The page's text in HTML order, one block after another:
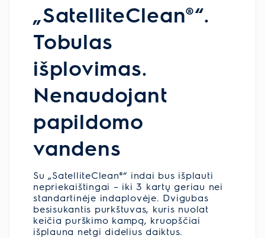
„SatelliteClean®“.
Tobulas
išplovimas.
Nenaudojant
papildomo
vandens
Su „SatelliteClean®“ indai bus išplauti
nepriekaištingai – iki 3 kartų geriau nei
standartinėje indaplovėje. Dvigubas
besisukantis purkštuvas, kuris nuolat
keičia purškimo kampą, kruopščiai
išplauna netgi didelius daiktus.